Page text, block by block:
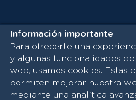
Información importante
Para ofrecerte una
y algunas funcionalidades
web, usamos cookies. Estas
permiten mejorar nuestra
mediante una analítica